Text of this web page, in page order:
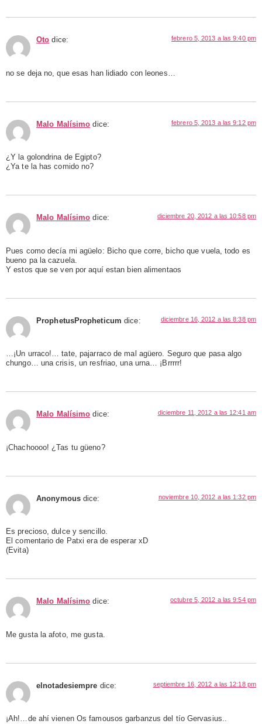
Oto dice: febrero 5, 2013 a las 9:40 pm
no se deja no, que esas han lidiado con leones…
Malo Malísimo dice: febrero 5, 2013 a las 9:12 pm
¿Y la golondrina de Egipto?
¿Ya te la has comido no?
Malo Malísimo dice: diciembre 20, 2012 a las 10:58 pm
Pues como decía mi agüelo: Bicho que corre, bicho que vuela, todo es
bueno pa la cazuela.
Y estos que se ven por aquí estan bien alimentaos
ProphetusPropheticum dice: diciembre 16, 2012 a las 8:38 pm
…¡Un urraco!… tate, pajarraco de mal agüero. Seguro que pasa algo
chungo… una crisis, un resfriao, una urna… ¡Brrrrr!
Malo Malísimo dice: diciembre 11, 2012 a las 12:41 am
¡Chachoooo! ¿Tas tu güeno?
Anonymous dice: noviembre 10, 2012 a las 1:32 pm
Es precioso, dulce y sencillo.
El comentario de Patxi era de esperar xD
(Evita)
Malo Malísimo dice: octubre 5, 2012 a las 9:54 pm
Me gusta la afoto, me gusta.
elnotadesiempre dice: septiembre 16, 2012 a las 12:18 pm
¡Ah!…de ahí vienen Os famousos garbanzus del tío Gervasius..